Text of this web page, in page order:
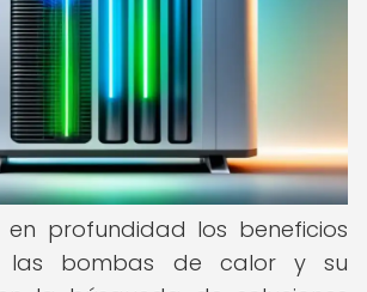
en profundidad los beneficios
las bombas de calor y su